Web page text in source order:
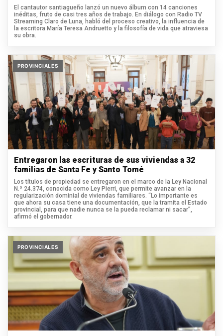
El cantautor santiagueño lanzó un nuevo álbum con 14 canciones
inéditas, fruto de casi tres años de trabajo. En diálogo con Radio TV
Streaming Claro de Luna, habló del proceso creativo, la influencia de
la escritora María Teresa Andruetto y la filosofía de vida que atraviesa
su obra.
PROVINCIALES
Entregaron las escrituras de sus viviendas a 32
familias de Santa Fe y Santo Tomé
Los títulos de propiedad se entregaron en el marco de la Ley Nacional
N.º 24.374, conocida como Ley Pierri, que permite avanzar en la
regularización dominial de viviendas familiares. “Lo importante es
que ahora su casa tiene una documentación, que la tramita el Estado
provincial, para que nadie nunca se la pueda reclamar ni sacar”,
afirmó el gobernador.
PROVINCIALES